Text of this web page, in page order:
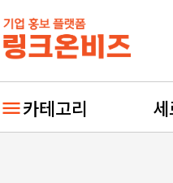
카테고리